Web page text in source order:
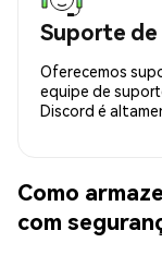
Suporte de
Oferecemos
equipe de
Discord é
Como
com